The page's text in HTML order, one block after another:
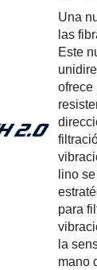
Una
las
Este
ofrece
lino
para
la
mano